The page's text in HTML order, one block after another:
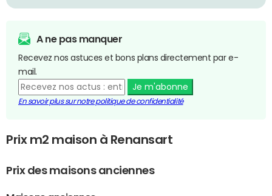
A ne pas manquer
Recevez nos astuces et bons plans directement par e-
mail.
Je m'abonne
En savoir plus sur notre politique de confidentialité
Prix m2 maison à Renansart
Prix des maisons anciennes